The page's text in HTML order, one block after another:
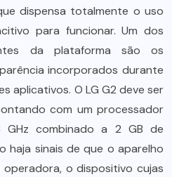
dispensa totalmente o uso
para funcionar. Um dos
da plataforma são os
incorporados durante
aplicativos. O LG G2 deve ser
com um processador
GHz combinado a 2 GB de
haja sinais de que o aparelho
operadora, o dispositivo cujas